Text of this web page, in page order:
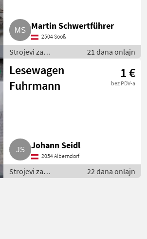
Martin Schwertführer
2504 Sooß
Strojevi za
vinogradarstvo /
Ostali strojevi za
vinogradarstvo
21 dana onlajn
Lesewagen
Fuhrmann
1 €
bez PDV-a
Johann Seidl
2054 Alberndorf
Strojevi za
vinogradarstvo /
22 dana onlajn